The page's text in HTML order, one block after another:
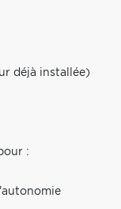
déjà installée)
: